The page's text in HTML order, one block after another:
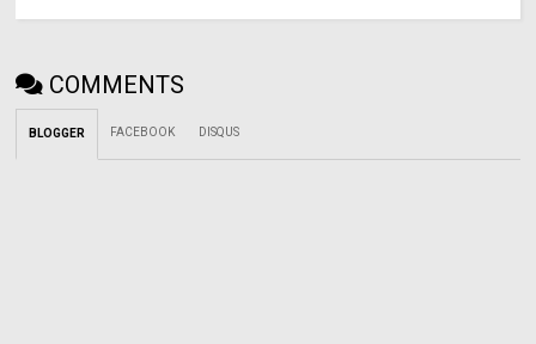
COMMENTS
BLOGGER FACEBOOK DISQUS